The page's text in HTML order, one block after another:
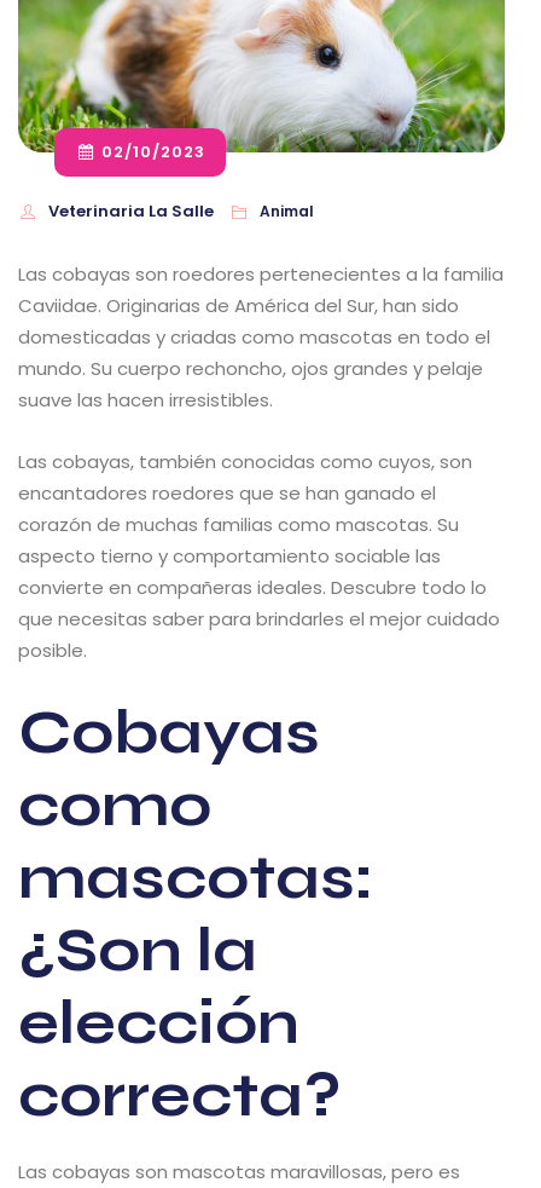
02/10/2023
Veterinaria La Salle Animal
Las cobayas son roedores pertenecientes a la familia
Caviidae. Originarias de América del Sur, han sido
domesticadas y criadas como mascotas en todo el
mundo. Su cuerpo rechoncho, ojos grandes y pelaje
suave las hacen irresistibles.
Las cobayas, también conocidas como cuyos, son
encantadores roedores que se han ganado el
corazón de muchas familias como mascotas. Su
aspecto tierno y comportamiento sociable las
convierte en compañeras ideales. Descubre todo lo
que necesitas saber para brindarles el mejor cuidado
posible.
Cobayas
como
mascotas:
¿Son la
elección
correcta?
Las cobayas son mascotas maravillosas, pero es